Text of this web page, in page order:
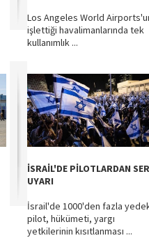
Los Angeles World
işlettiği havalimanlarında tek
kullanımlık ...
İSRAİL'DE PİLOTLARDAN
UYARI
İsrail'de 1000'den fazla
pilot, hükümeti, yargı
yetkilerinin kısıtlanması ...